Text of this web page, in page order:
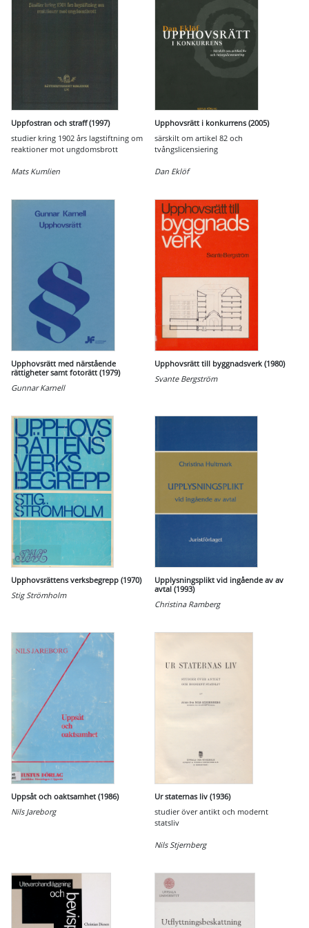
Uppfostran och straff (1997)
studier kring 1902 års lagstiftning om
reaktioner mot ungdomsbrott
Mats Kumlien
Upphovsrätt i konkurrens (2005)
särskilt om artikel 82 och
tvångslicensiering
Dan Eklöf
Upphovsrätt med närstående
rättigheter samt fotorätt (1979)
Gunnar Karnell
Upphovsrätt till byggnadsverk (1980)
Svante Bergström
Upphovsrättens verksbegrepp (1970)
Stig Strömholm
Upplysningsplikt vid ingående av av
avtal (1993)
Christina Ramberg
Uppsåt och oaktsamhet (1986)
Nils Jareborg
Ur staternas liv (1936)
studier över antikt och modernt
statsliv
Nils Stjernberg